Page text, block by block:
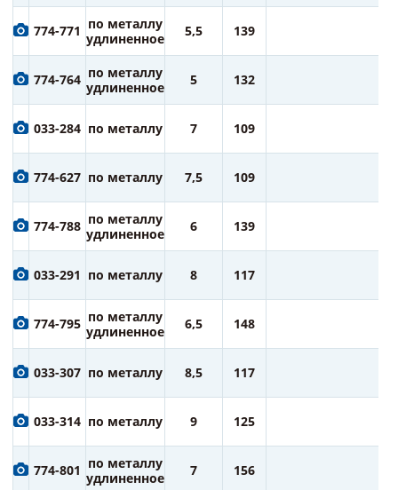
774-771 по металлу
удлиненное
5,5 139
774-764 по металлу
удлиненное
5 132
033-284 по металлу 7 109
774-627 по металлу 7,5 109
774-788 по металлу
удлиненное
6 139
033-291 по металлу 8 117
774-795 по металлу
удлиненное
6,5 148
033-307 по металлу 8,5 117
033-314 по металлу 9 125
774-801 по металлу
удлиненное
7 156